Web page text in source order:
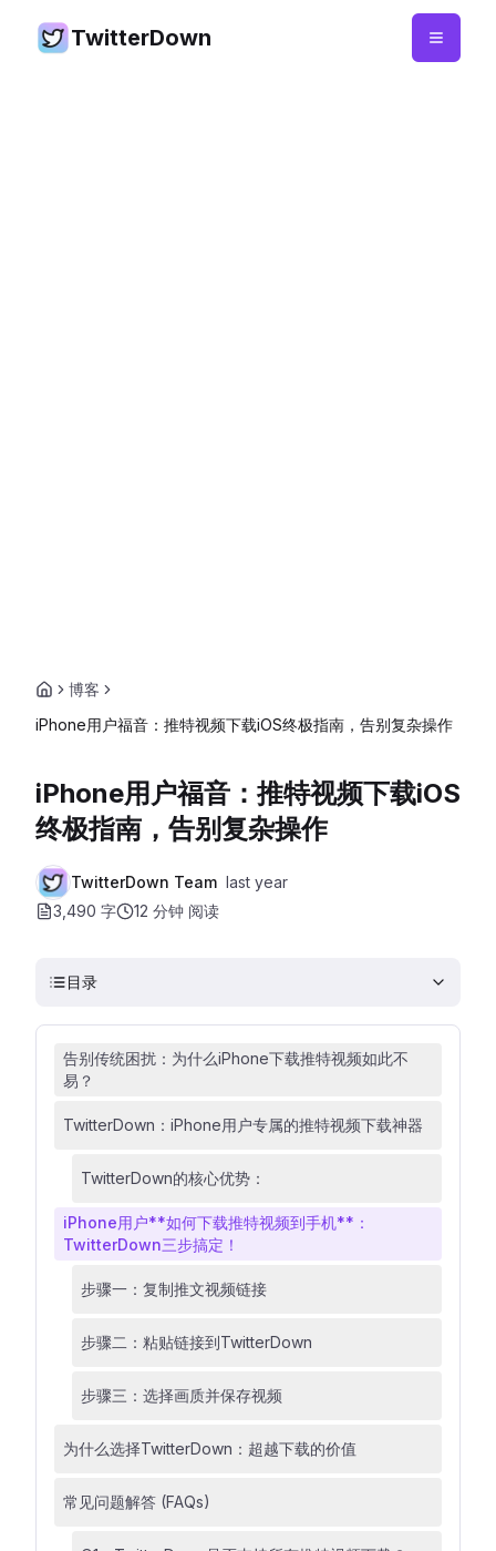
TwitterDown
博客
iPhone用户福音：推特视频下载iOS终极指南，告别复杂操作
iPhone用户福音：推特视频下载iOS
终极指南，告别复杂操作
TwitterDown Team last year
3,490 字
12 分钟 阅读
目录
告别传统困扰：为什么iPhone下载推特视频如此不
易？
TwitterDown：iPhone用户专属的推特视频下载神器
TwitterDown的核心优势：
iPhone用户**如何下载推特视频到手机**：
TwitterDown三步搞定！
步骤一：复制推文视频链接
步骤二：粘贴链接到TwitterDown
步骤三：选择画质并保存视频
为什么选择TwitterDown：超越下载的价值
常见问题解答 (FAQs)